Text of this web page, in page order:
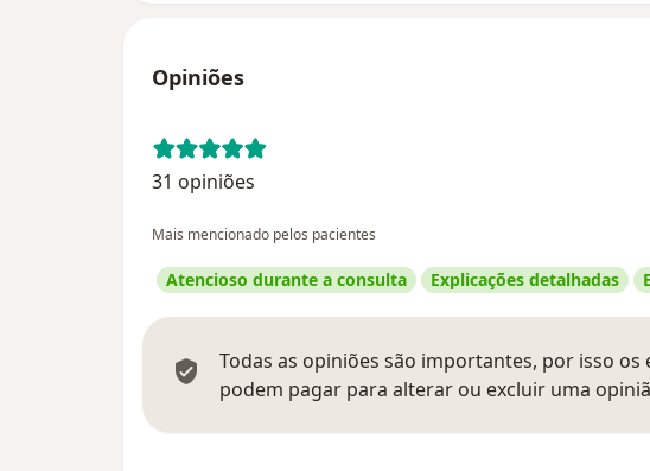
Opiniões
31 opiniões
Mais mencionado pelos pacientes
Atencioso durante a consulta Explicações detalhadas
Todas as opiniões são importantes, por isso os
podem pagar para alterar ou excluir uma